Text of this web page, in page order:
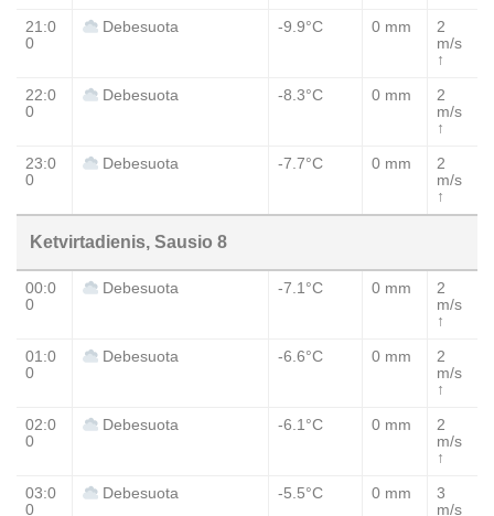
21:0
0
Debesuota -9.9°C 0 mm
2
m/s
↑
22:0
0
Debesuota -8.3°C 0 mm
2
m/s
↑
23:0
0
Debesuota -7.7°C 0 mm
2
m/s
↑
Ketvirtadienis, Sausio 8
00:0
0
Debesuota -7.1°C 0 mm
2
m/s
↑
01:0
0
Debesuota -6.6°C 0 mm
2
m/s
↑
02:0
0
Debesuota -6.1°C 0 mm
2
m/s
↑
03:0
0
Debesuota -5.5°C 0 mm
3
m/s